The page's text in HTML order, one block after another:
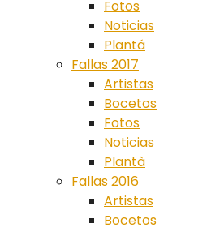
Fotos
Noticias
Plantá
Fallas 2017
Artistas
Bocetos
Fotos
Noticias
Plantà
Fallas 2016
Artistas
Bocetos